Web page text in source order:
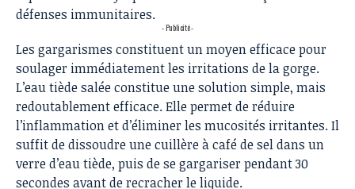
défenses immunitaires.
- Publicité -
Les gargarismes constituent un moyen efficace pour
soulager immédiatement les irritations de la gorge.
L’eau tiède salée constitue une solution simple, mais
redoutablement efficace. Elle permet de réduire
l’inflammation et d’éliminer les mucosités irritantes. Il
suffit de dissoudre une cuillère à café de sel dans un
verre d’eau tiède, puis de se gargariser pendant30
secondes avant de recracher le liquide.